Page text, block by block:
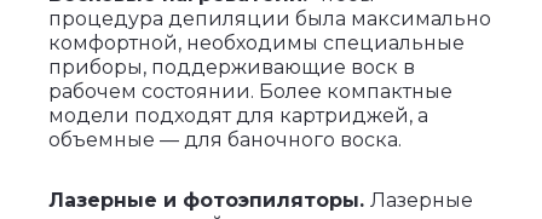
процедура депиляции была максимально
комфортной, необходимы специальные
приборы, поддерживающие воск в
рабочем состоянии. Более компактные
модели подходят для картриджей, а
объемные — для баночного воска.
Лазерные и фотоэпиляторы. Лазерные